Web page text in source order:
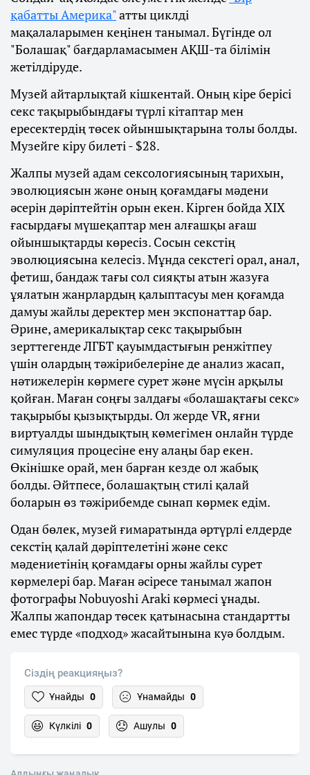
қабатты Америка"атты циклді
мақалаларымен кеңінен танымал. Бүгінде ол
"Болашақ" бағдарламасымен АҚШ-та білімін
жетілдіруде.
Музей айтарлықтай кішкентай. Оның кіре берісі
секс тақырыбындағы түрлі кітаптар мен
ересектердің төсек ойыншықтарына толы болды.
Музейге кіру билеті - $28.
Жалпы музей адам сексологиясының тарихын,
эволюциясын және оның қоғамдағы мәдени
әсерін дәріптейтін орын екен. Кірген бойда XIX
ғасырдағы мүшеқаптар мен алғашқы ағаш
ойыншықтарды көресіз. Сосын секстің
эволюциясына келесіз. Мұнда секстегі орал, анал,
фетиш, бандаж тағы сол сияқты атын жазуға
ұялатын жанрлардың қалыптасуы мен қоғамда
дамуы жайлы деректер мен экспонаттар бар.
Әрине, америкалықтар секс тақырыбын
зерттегенде ЛГБТ қауымдастығын ренжітпеу
үшін олардың тәжірибелеріне де анализ жасап,
нәтижелерін көрмеге сурет және мүсін арқылы
қойған. Маған соңғы залдағы «болашақтағы секс»
тақырыбы қызықтырды. Ол жерде VR, яғни
виртуалды шындықтың көмегімен онлайн түрде
симуляция процесіне ену алаңы бар екен.
Өкінішке орай, мен барған кезде ол жабық
болды. Әйтпесе, болашақтың стилі қалай
боларын өз тәжірибемде сынап көрмек едім.
Одан бөлек, музей ғимаратында әртүрлі елдерде
секстің қалай дәріптелетіні және секс
мәдениетінің қоғамдағы орны жайлы сурет
көрмелері бар. Маған әсіресе танымал жапон
фотографы Nobuyoshi Аraki көрмесі ұнады.
Жалпы жапондар төсек қатынасына стандартты
емес түрде «подход» жасайтынына куә болдым.
Сіздің реакцияңыз?
Ұнайды 0 Ұнамайды 0
Күлкілі 0 Ашулы 0